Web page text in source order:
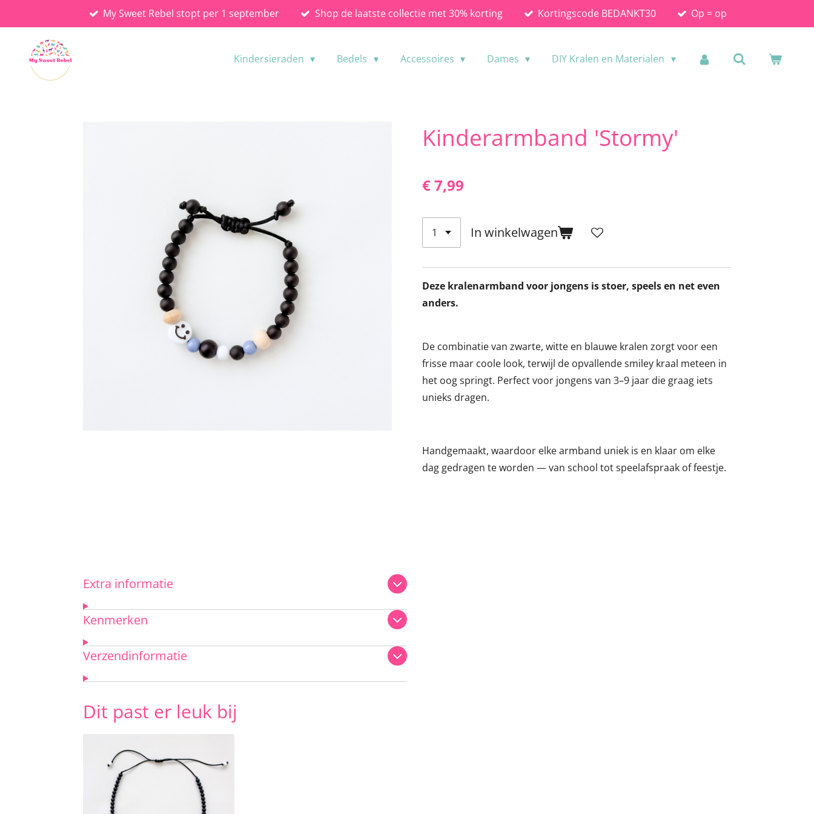
direct
hoofdinhoud
My Sweet Rebel stopt per 1 september Shop de laatste collectie met 30% korting Kortingscode BEDANKT30 Op = op
Kindersieraden Bedels Accessoires Dames DIY Kralen en Materialen
Kinderarmband 'Stormy'
€ 7,99
In winkelwagen
Deze kralenarmband voor jongens is stoer, speels en net even
anders.
De combinatie van zwarte, witte en blauwe kralen zorgt voor een
frisse maar coole look, terwijl de opvallende smiley kraal meteen in
het oog springt. Perfect voor jongens van 3–9 jaar die graag iets
unieks dragen.
Handgemaakt, waardoor elke armband uniek is en klaar om elke
dag gedragen te worden — van school tot speelafspraak of feestje.
Extra informatie
Kenmerken
Verzendinformatie
Dit past er leuk bij